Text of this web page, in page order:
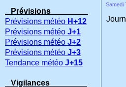
Samedi
Prévisions
Prévisions météo H+12
Prévisions météo J+1
Prévisions météo J+2
Prévisions météo J+3
Tendance météo J+15
Vigilances